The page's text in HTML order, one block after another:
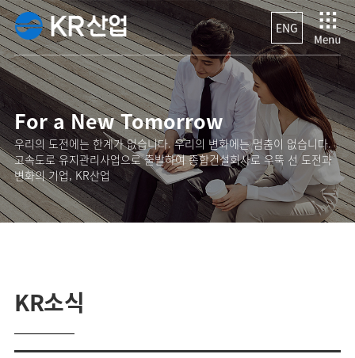
ENG
For a New Tomorrow
우리의 도전에는 한계가 없습니다. 우리의 변화에는 멈춤이 없습니다.
고속도로 유지관리사업으로 출발하여 종합건설회사로 우뚝 선 도전과
변화의 기업, KR산업
KR소식